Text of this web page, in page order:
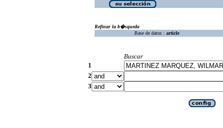
Refinar la b�squeda
Base de datos : article
Buscar
1
2
3